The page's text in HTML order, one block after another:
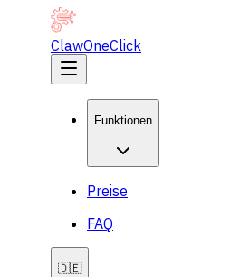
ClawOneClick
Funktionen
Preise
FAQ
🇩🇪